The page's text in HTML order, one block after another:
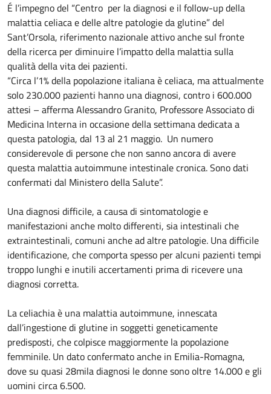
É l’impegno del “Centro per la diagnosi e il follow-up della
malattia celiaca e delle altre patologie da glutine” del
Sant’Orsola, riferimento nazionale attivo anche sul fronte
della ricerca per diminuire l’impatto della malattia sulla
qualità della vita dei pazienti.
“Circa l’1% della popolazione italiana è celiaca, ma attualmente
solo 230.000 pazienti hanno una diagnosi, contro i 600.000
attesi – afferma Alessandro Granito, Professore Associato di
Medicina Interna in occasione della settimana dedicata a
questa patologia, dal 13 al 21 maggio. Un numero
considerevole di persone che non sanno ancora di avere
questa malattia autoimmune intestinale cronica. Sono dati
confermati dal Ministero della Salute”.
Una diagnosi difficile, a causa di sintomatologie e
manifestazioni anche molto differenti, sia intestinali che
extraintestinali, comuni anche ad altre patologie. Una difficile
identificazione, che comporta spesso per alcuni pazienti tempi
troppo lunghi e inutili accertamenti prima di ricevere una
diagnosi corretta.
La celiachia è una malattia autoimmune, innescata
dall’ingestione di glutine in soggetti geneticamente
predisposti, che colpisce maggiormente la popolazione
femminile. Un dato confermato anche in Emilia-Romagna,
dove su quasi 28mila diagnosi le donne sono oltre 14.000 e gli
uomini circa 6.500.